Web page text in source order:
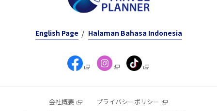
English Page Halaman Bahasa Indonesia
会社概要
プライバシーポリシー